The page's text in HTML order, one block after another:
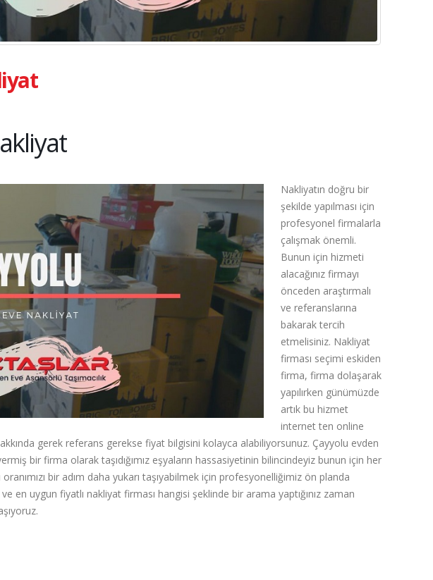
Nakliyatın doğru bir
şekilde yapılması için
profesyonel firmalarla
çalışmak önemli.
Bunun için hizmeti
alacağınız firmayı
önceden araştırmalı
ve referanslarına
bakarak tercih
etmelisiniz. Nakliyat
firması seçimi eskiden
firma, firma dolaşarak
yapılırken günümüzde
artık bu hizmet
internet ten online
gerek referans gerekse fiyat bilgisini kolayca alabiliyorsunuz. Çayyolu evden
bir firma olarak taşıdığımız eşyaların hassasiyetinin bilincindeyiz bunun için her
bir adım daha yukarı taşıyabilmek için profesyonelliğimiz ön planda
en uygun fiyatlı nakliyat firması hangisi şeklinde bir arama yaptığınız zaman